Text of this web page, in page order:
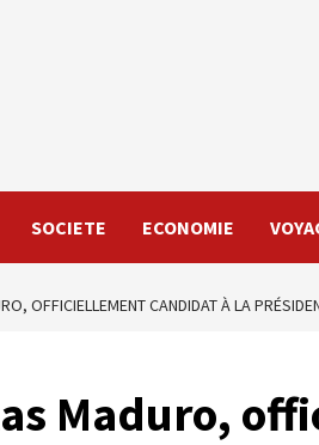
SOCIETE ECONOMIE
OFFICIELLEMENT CANDIDAT À LA
Maduro,